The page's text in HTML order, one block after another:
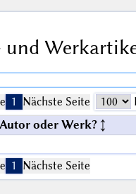
1 Nächste Seite
Autor oder Werk?
1 Nächste Seite